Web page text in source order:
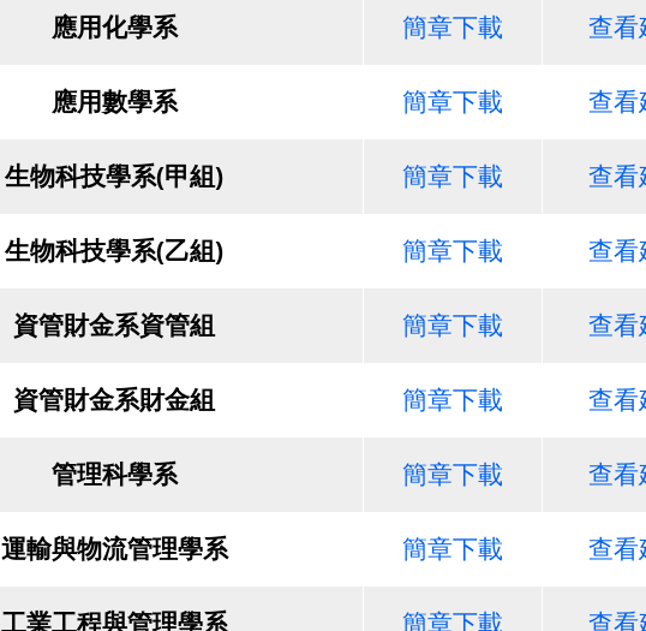
應用化學系 簡章下載 查看
應用數學系 簡章下載 查看
生物科技學系(甲組) 簡章下載 查看
生物科技學系(乙組) 簡章下載 查看
資管財金系資管組 簡章下載 查看
資管財金系財金組 簡章下載 查看
管理科學系 簡章下載 查看
運輸與物流管理學系 簡章下載 查看
工業工程與管理學系 簡章下載 查看